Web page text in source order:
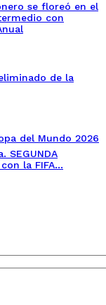
se floreó en el
con
de la
del Mundo 2026
SEGUNDA
la FIFA…